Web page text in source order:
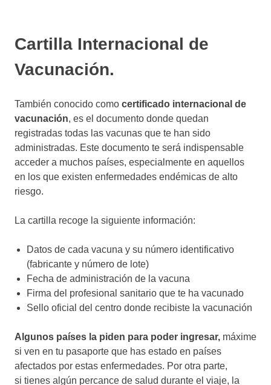
Cartilla Internacional de
Vacunación.
También conocido como certificado internacional de
vacunación, es el documento donde quedan
registradas todas las vacunas que te han sido
administradas. Este documento te será indispensable
acceder a muchos países, especialmente en aquellos
en los que existen enfermedades endémicas de alto
riesgo.
La cartilla recoge la siguiente información:
Datos de cada vacuna y su número identificativo
(fabricante y número de lote)
Fecha de administración de la vacuna
Firma del profesional sanitario que te ha vacunado
Sello oficial del centro donde recibiste la vacunación
Algunos países la piden para poder ingresar, máxime
si ven en tu pasaporte que has estado en países
afectados por estas enfermedades. Por otra parte,
si tienes algún percance de salud durante el viaje, la